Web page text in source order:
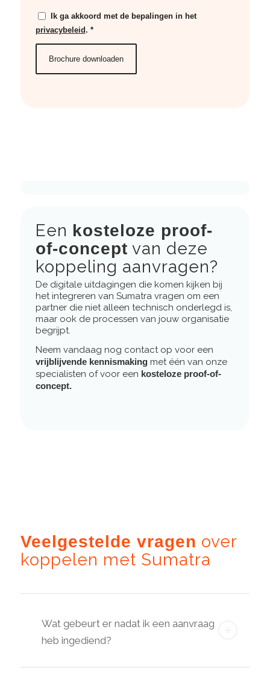
Ik ga akkoord met de bepalingen in het
privacybeleid. *
Een kosteloze proof-
of-concept van deze
koppeling aanvragen?
De digitale uitdagingen die komen kijken bij
het integreren van Sumatra vragen om een
partner die niet alleen technisch onderlegd is,
maar ook de processen van jouw organisatie
begrijpt.
Neem vandaag nog contact op voor een
vrijblijvende kennismakingmet één van onze
specialisten of voor een kosteloze proof-of-
concept.
Veelgestelde vragen over
koppelen met Sumatra
Wat gebeurt er nadat ik een aanvraag
heb ingediend?